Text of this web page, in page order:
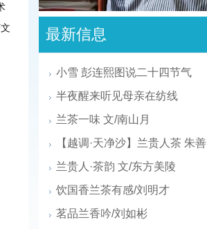
最新信息
小雪 彭连熙图说二十四节气
半夜醒来听见母亲在纺线
兰茶一味 文/南山月
【越调·天净沙】兰贵人茶 朱善
兰贵人·茶韵 文/东方美陵
饮国香兰茶有感/刘明才
茗品兰香吟/刘如彬